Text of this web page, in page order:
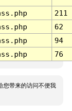
211
62
94
76
您带来的访问不便我